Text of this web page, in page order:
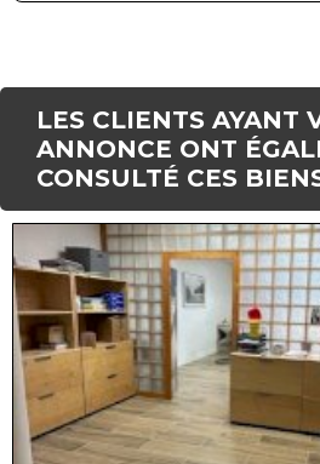
LES CLIENTS AYANT
ANNONCE ONT
CONSULTÉ CES